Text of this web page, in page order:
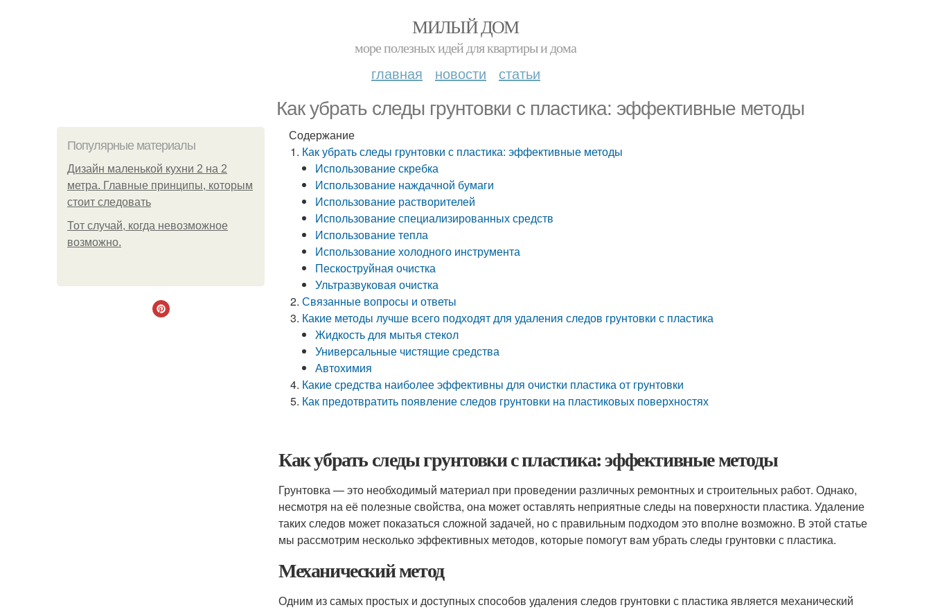
МИЛЫЙ ДОМ
море полезных идей для квартиры и дома
главная новости статьи
Как убрать следы грунтовки с пластика: эффективные методы
Популярные материалы
Дизайн маленькой кухни 2 на 2
метра. Главные принципы, которым
стоит следовать
Тот случай, когда невозможное
возможно.
Содержание
Как убрать следы грунтовки с пластика: эффективные методы
Использование скребка
Использование наждачной бумаги
Использование растворителей
Использование специализированных средств
Использование тепла
Использование холодного инструмента
Пескоструйная очистка
Ультразвуковая очистка
Связанные вопросы и ответы
Какие методы лучше всего подходят для удаления следов грунтовки с пластика
Жидкость для мытья стекол
Универсальные чистящие средства
Автохимия
Какие средства наиболее эффективны для очистки пластика от грунтовки
Как предотвратить появление следов грунтовки на пластиковых поверхностях
Как убрать следы грунтовки с пластика: эффективные методы
Грунтовка — это необходимый материал при проведении различных ремонтных и строительных работ. Однако,
несмотря на её полезные свойства, она может оставлять неприятные следы на поверхности пластика. Удаление
таких следов может показаться сложной задачей, но с правильным подходом это вполне возможно. В этой статье
мы рассмотрим несколько эффективных методов, которые помогут вам убрать следы грунтовки с пластика.
Механический метод
Одним из самых простых и доступных способов удаления следов грунтовки с пластика является механический